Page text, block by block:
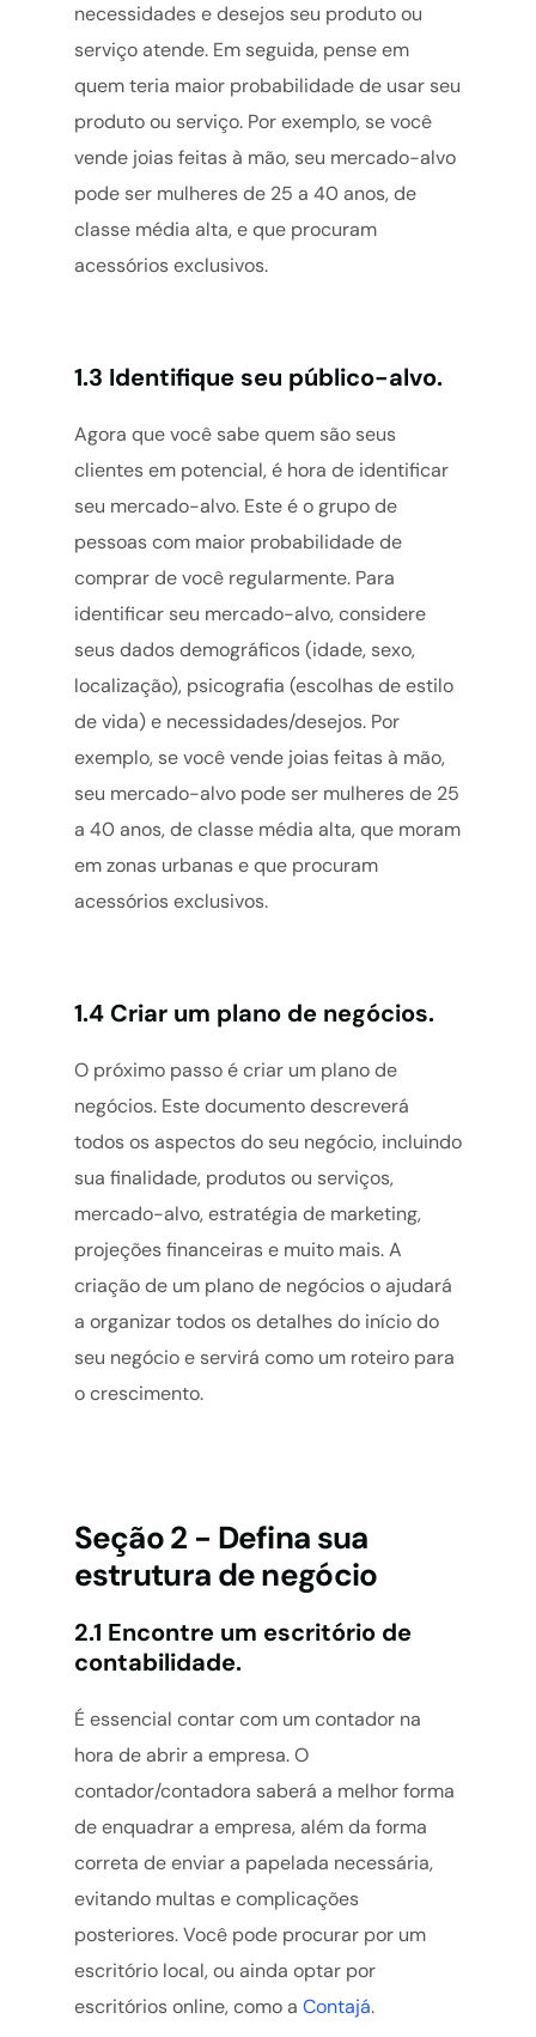
necessidades e desejos seu produto ou
serviço atende. Em seguida, pense em
quem teria maior probabilidade de usar seu
produto ou serviço. Por exemplo, se você
vende joias feitas à mão, seu mercado-alvo
pode ser mulheres de 25 a 40 anos, de
classe média alta, e que procuram
acessórios exclusivos.
1.3 Identifique seu público-alvo.
Agora que você sabe quem são seus
clientes em potencial, é hora de identificar
seu mercado-alvo. Este é o grupo de
pessoas com maior probabilidade de
comprar de você regularmente. Para
identificar seu mercado-alvo, considere
seus dados demográficos (idade, sexo,
localização), psicografia (escolhas de estilo
de vida) e necessidades/desejos.Por
exemplo, se você vende joias feitas à mão,
seu mercado-alvo pode ser mulheres de 25
a 40 anos, de classe média alta, que moram
em zonas urbanas e que procuram
acessórios exclusivos.
1.4 Criar um plano de negócios.
O próximo passo é criar um plano de
negócios. Este documento descreverá
todos os aspectos do seu negócio, incluindo
sua finalidade, produtos ou serviços,
mercado-alvo, estratégia de marketing,
projeções financeiras e muito mais. A
criação de um plano de negócios o ajudará
a organizar todos os detalhes do início do
seu negócio e servirá como um roteiro para
o crescimento.
Seção 2 - Defina sua
estrutura de negócio
2.1 Encontre um escritório de
contabilidade.
É essencial contar com um contador na
hora de abrir a empresa. O
contador/contadora saberá a melhor forma
de enquadrar a empresa, além da forma
correta de enviar a papelada necessária,
evitando multas e complicações
posteriores. Você pode procurar por um
escritório local, ou ainda optar por
escritórios online, como a Contajá.